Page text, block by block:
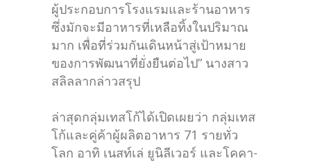
ผู้ประกอบการโรงแรมและร้านอาหาร
ซึ่งมักจะมีอาหารที่เหลือทิ้งในปริมาณ
มาก เพื่อที่ร่วมกันเดินหน้าสู่เป้าหมาย
ของการพัฒนาที่ยั่งยืนต่อไป” นางสาว
สลิลลากล่าวสรุป
ล่าสุดกลุ่มเทสโก้ได้เปิดเผยว่า กลุ่มเทส
โก้และคู่ค้าผู้ผลิตอาหาร 71 รายทั่ว
โลก อาทิ เนสท์เล่ ยูนิลีเวอร์ และโคคา-